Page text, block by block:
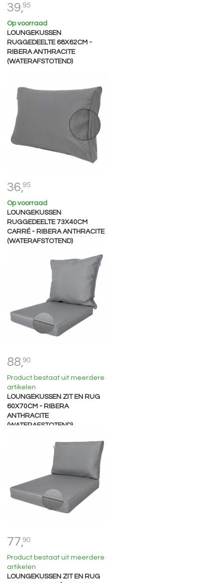
39,95
Op voorraad
LOUNGEKUSSEN
RUGGEDEELTE 68X62CM -
RIBERA ANTHRACITE
(WATERAFSTOTEND)
36,95
Op voorraad
LOUNGEKUSSEN
RUGGEDEELTE 73X40CM
CARRÉ - RIBERA ANTHRACITE
(WATERAFSTOTEND)
88,90
Product bestaat uit meerdere
artikelen
LOUNGEKUSSEN ZIT EN RUG
60X70CM - RIBERA
ANTHRACITE
(WATERAFSTOTEND)
77,90
Product bestaat uit meerdere
artikelen
LOUNGEKUSSEN ZIT EN RUG